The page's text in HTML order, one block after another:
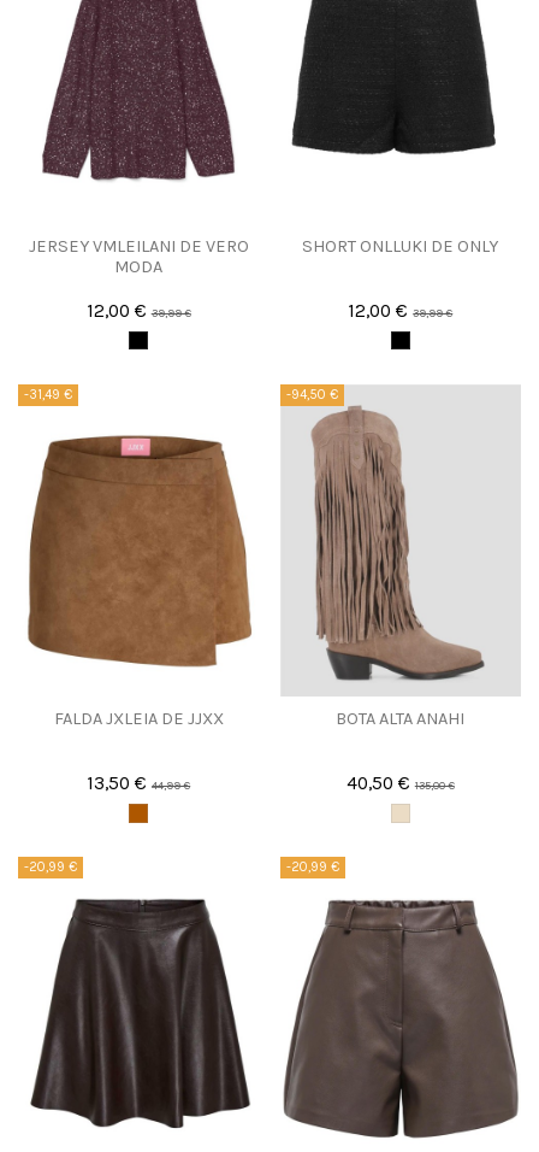
JERSEY VMLEILANI DE VERO
MODA
12,00 €39,99 €
SHORT ONLLUKI DE ONLY
12,00 €39,99 €
-31,49 €
FALDA JXLEIA DE JJXX
13,50 €44,99 €
-94,50 €
BOTA ALTA ANAHI
40,50 €135,00 €
-20,99 € -20,99 €